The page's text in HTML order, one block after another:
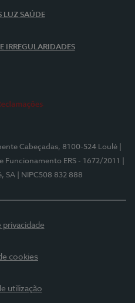
LUZ SAÚDE
IRREGULARIDADES
Cabeçadas, 8100-524 Loulé
Funcionamento ERS - 1672/2011
SA
| NIPC508 832 888
privacidade
cookies
utilização